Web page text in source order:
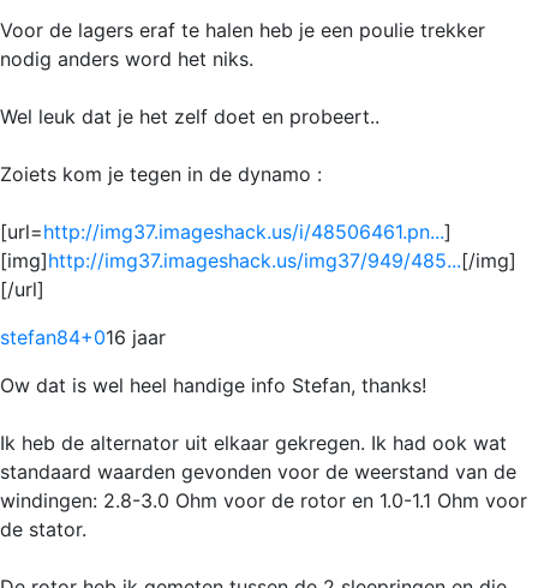
Voor de lagers eraf te halen heb je een poulie trekker
nodig anders word het niks.
Wel leuk dat je het zelf doet en probeert..
Zoiets kom je tegen in de dynamo :
[url=http://img37.imageshack.us/i/48506461.pn...]
[img]http://img37.imageshack.us/img37/949/485...[/img]
[/url]
stefan84+016 jaar
Ow dat is wel heel handige info Stefan, thanks!
Ik heb de alternator uit elkaar gekregen. Ik had ook wat
standaard waarden gevonden voor de weerstand van de
windingen: 2.8-3.0 Ohm voor de rotor en 1.0-1.1 Ohm voor
de stator.